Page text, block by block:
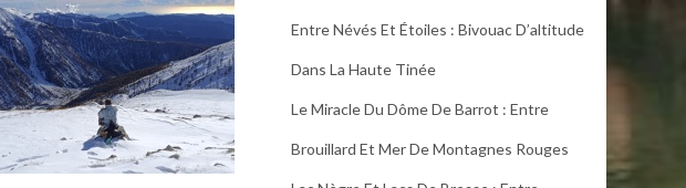
Entre Névés Et Étoiles : Bivouac D’altitude
Dans La Haute Tinée
Le Miracle Du Dôme De Barrot : Entre
Brouillard Et Mer De Montagnes Rouges